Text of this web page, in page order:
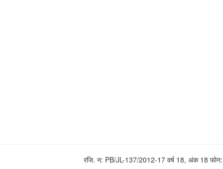
रजि. न: PB/JL-137/2012-17 वर्ष 18, अंक 18